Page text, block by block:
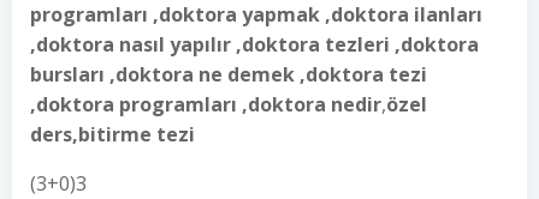
programları ,doktora yapmak ,doktora ilanları
,doktora nasıl yapılır ,doktora tezleri ,doktora
bursları ,doktora ne demek ,doktora tezi
,doktora programları ,doktora nedir,özel
ders,bitirme tezi
(3+0)3